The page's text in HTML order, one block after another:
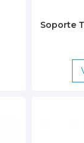
Soporte